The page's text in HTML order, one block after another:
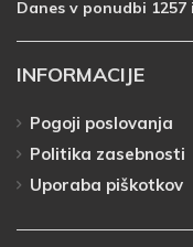
Danes v ponudbi 1257
INFORMACIJE
Pogoji poslovanja
Politika zasebnosti
Uporaba piškotkov